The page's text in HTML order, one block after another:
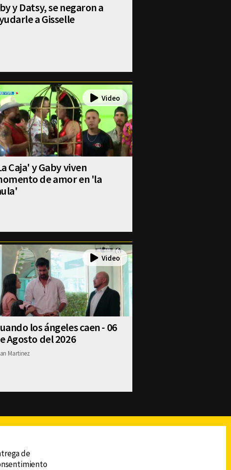
y Datsy, se negaron a
a Gisselle
Caja' y Gaby viven
de amor en 'la
los ángeles caen - 06
Agosto del 2026
Martinez
de